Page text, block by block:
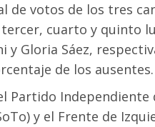
de votos de los tres
cuarto y quinto
y Gloria Sáez,
de los ausentes.
Partido Independiente
y el Frente de